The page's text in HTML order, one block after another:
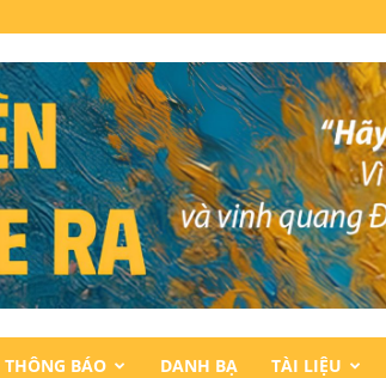
THÔNG BÁO DANH BẠ TÀI LIỆU